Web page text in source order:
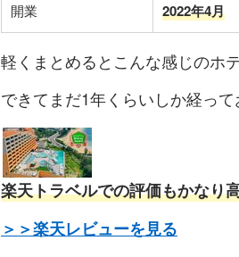
開業 2022年4月
軽くまとめるとこんな感じのホテ
できてまだ1年くらいしか経っ
楽天トラベルでの評価もかなり
＞＞楽天レビューを見る